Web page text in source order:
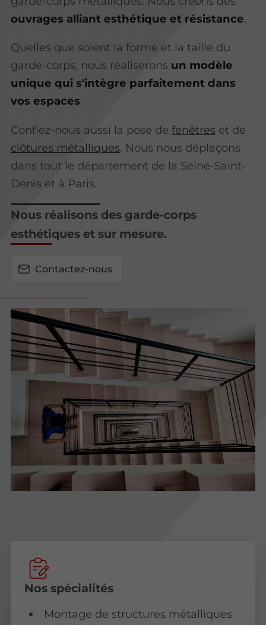
ouvrages alliant esthétique et résistance.
Quelles que soient la forme et la taille du
garde-corps, nous réaliserons un modèle
unique qui s'intègre parfaitement dans
vos espaces.
Confiez-nous aussi la pose defenêtres et de
clôtures métalliques. Nous nous déplaçons
dans tout le département de la Seine-Saint-
Denis et à Paris.
Nous réalisons des garde-corps
esthétiques et sur mesure.
Contactez-nous
Nos spécialités
Montage de structures métalliques